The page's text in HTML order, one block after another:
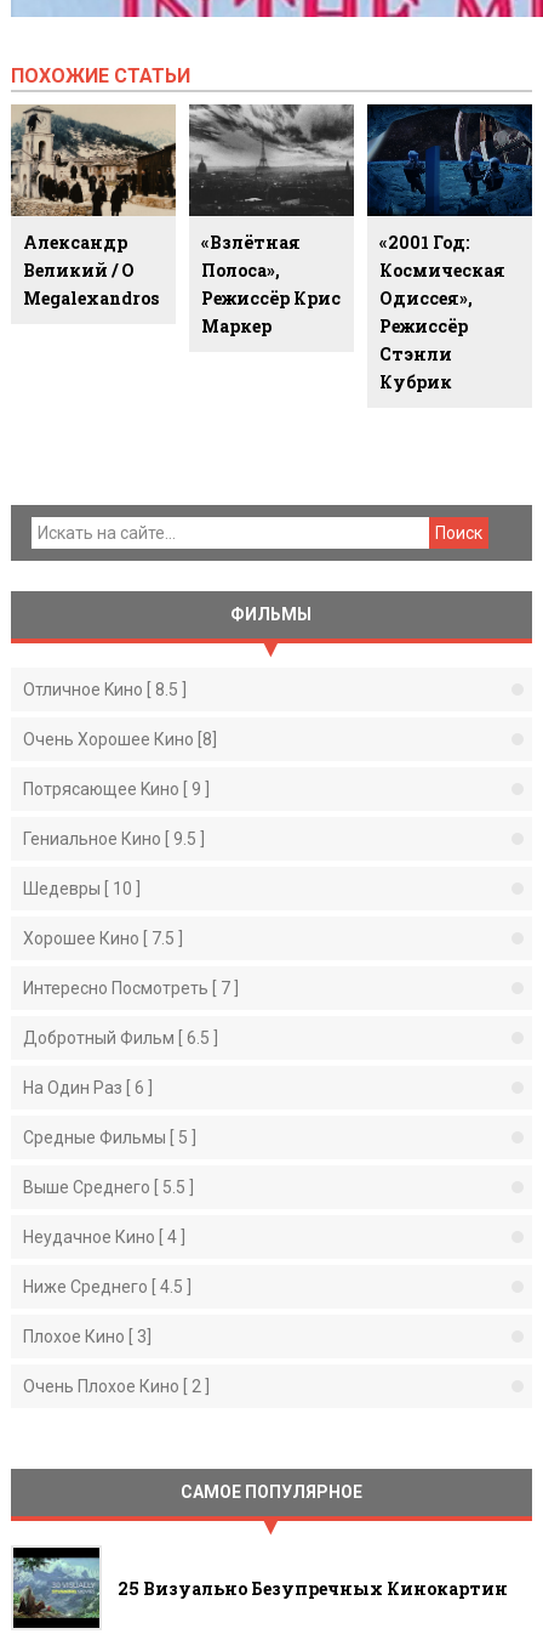
ПОХОЖИЕ СТАТЬИ
Александр
Великий / O
Megalexandros
«Взлётная
Полоса»,
Режиссёр Крис
Маркер
«2001 Год:
Космическая
Одиссея»,
Режиссёр
Стэнли
Кубрик
ФИЛЬМЫ
Отличное Kино [ 8.5 ]
Очень Хорошее Кино [8]
Потрясающее Kино [ 9 ]
Гениальное Кино [ 9.5 ]
Шедевры [ 10 ]
Хорошее Кино [ 7.5 ]
Интересно Посмотреть [ 7 ]
Добротный Фильм [ 6.5 ]
На Один Раз [ 6 ]
Средные Фильмы [ 5 ]
Выше Среднего [ 5.5 ]
Неудачное Кино [ 4 ]
Ниже Среднего [ 4.5 ]
Плохое Кино [ 3]
Очень Плохое Кино [ 2 ]
САМОЕ ПОПУЛЯРНОЕ
25 Визуально Безупречных Кинокартин